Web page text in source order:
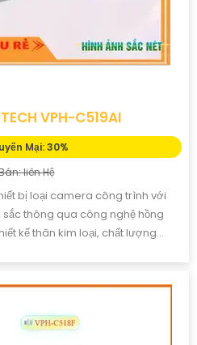
VPH-C519AI
Mại: 30%
liên Hệ
bị loại camera công trình với
thông qua công nghệ hồng
kế thân kim loại, chất lượng...